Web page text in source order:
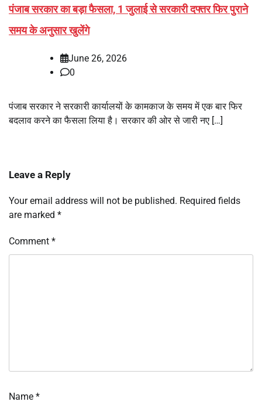
पंजाब सरकार का बड़ा फैसला, 1 जुलाई से सरकारी दफ्तर फिर पुराने
समय के अनुसार खुलेंगे
June 26, 2026
0
पंजाब सरकार ने सरकारी कार्यालयों के कामकाज के समय में एक बार फिर
बदलाव करने का फैसला लिया है। सरकार की ओर से जारी नए […]
Leave a Reply
Your email address will not be published. Required fields
are marked *
Comment *
Name *